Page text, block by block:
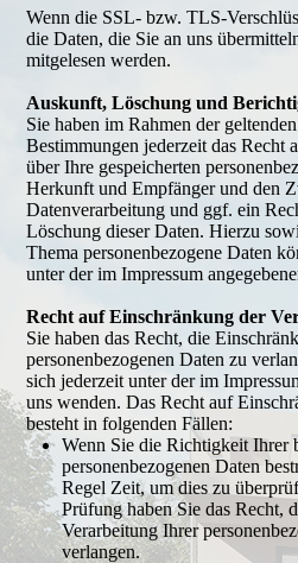
Wenn die SSL- bzw. TLS-
die Daten, die Sie an uns
mitgelesen werden.
Auskunft, Löschung und
Sie haben im Rahmen der
Bestimmungen jederzeit das Recht
über Ihre gespeicherten
Herkunft und Empfänger und den
Datenverarbeitung und ggf. ein
Löschung dieser Daten. Hierzu
Thema personenbezogene Daten
unter der im Impressum
Recht auf Einschränkung der
Sie haben das Recht, die
personenbezogenen Daten zu
sich jederzeit unter der im
uns wenden. Das Recht auf
besteht in folgenden Fällen:
Wenn Sie die Richtigkeit Ihrer
personenbezogenen Daten
Regel Zeit, um dies zu
Prüfung haben Sie das Recht,
Verarbeitung Ihrer
verlangen.